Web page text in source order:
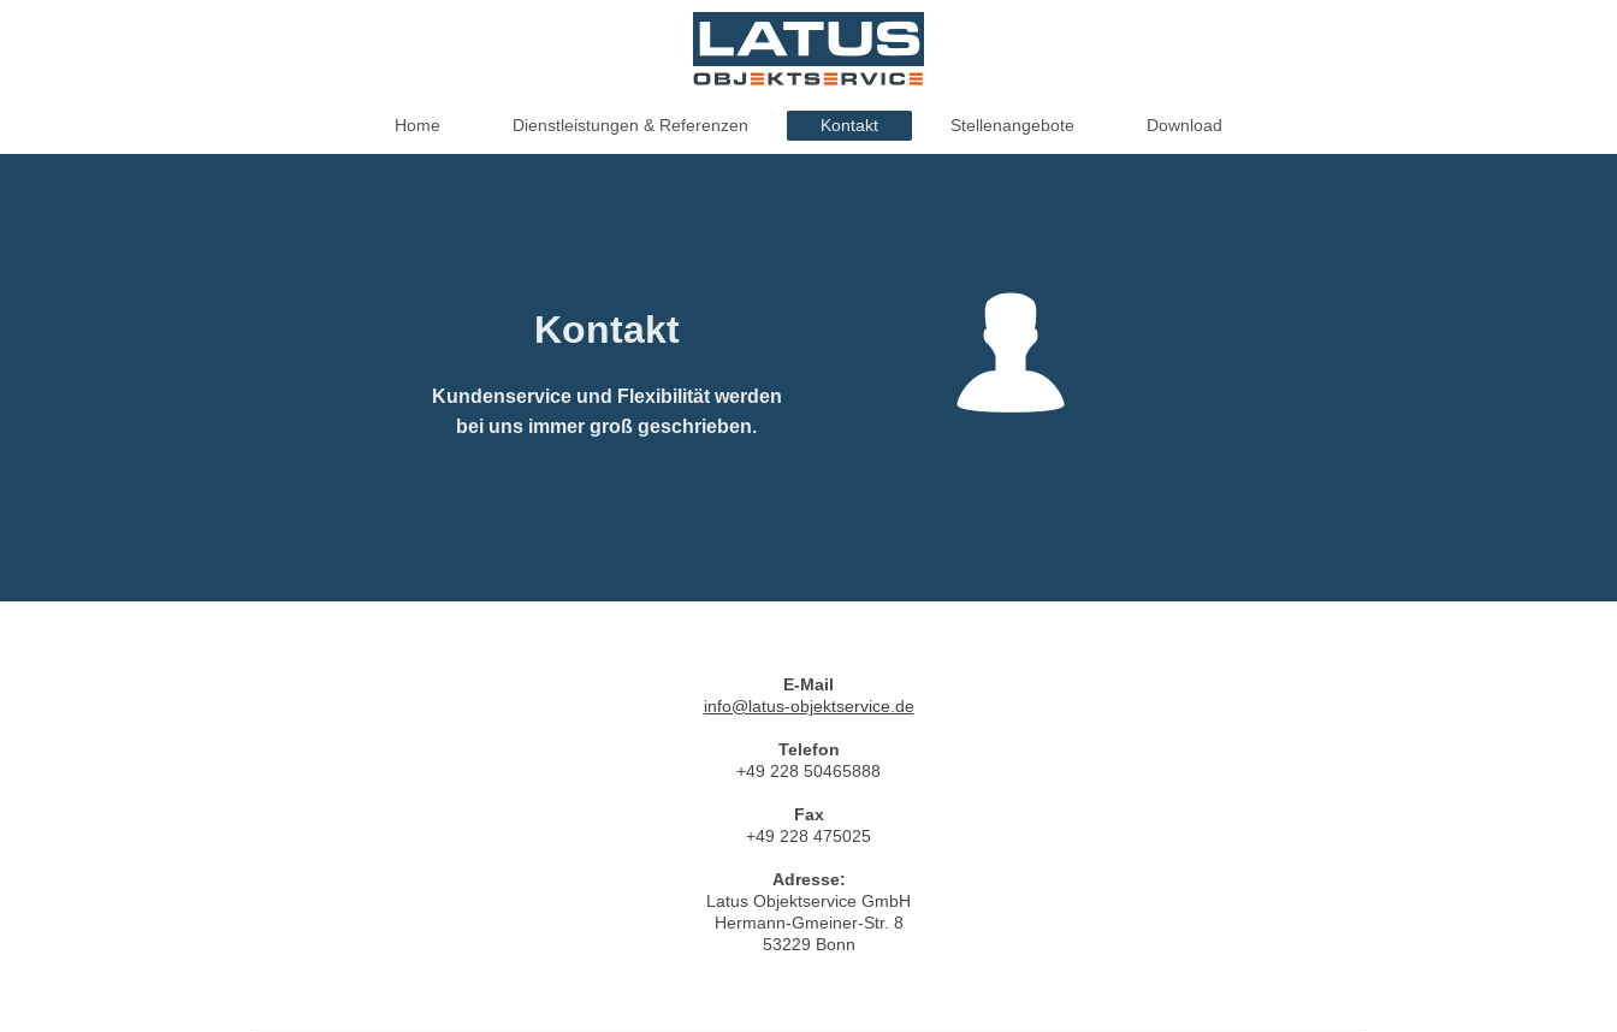
Home Dienstleistungen & Referenzen Kontakt Stellenangebote Download
Kontakt
Kundenservice und Flexibilität werden
bei uns immer groß geschrieben.
E-Mail
info@latus-objektservice.de
Telefon
+49 228 50465888
Fax
+49 228 475025
Adresse:
Latus Objektservice GmbH
Hermann-Gmeiner-Str. 8
53229 Bonn